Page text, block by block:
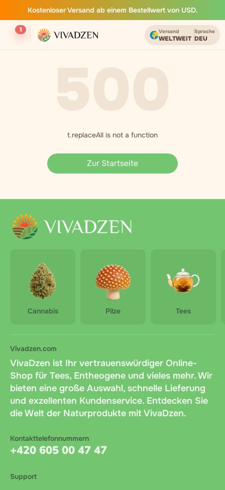
Kostenloser Versand ab einem Bestellwert von USD.
1 Versand
WELTWEIT
Sprache
DEU
t.replaceAll is not a function
Zur Startseite
Cannabis Pilze Tees
Vivadzen.com
VivaDzen ist Ihr vertrauenswürdiger Online-
Shop für Tees, Entheogene und vieles mehr. Wir
bieten eine große Auswahl, schnelle Lieferung
und exzellenten Kundenservice. Entdecken Sie
die Welt der Naturprodukte mit VivaDzen.
Kontakttelefonnummern
+420 605 00 47 47
Support